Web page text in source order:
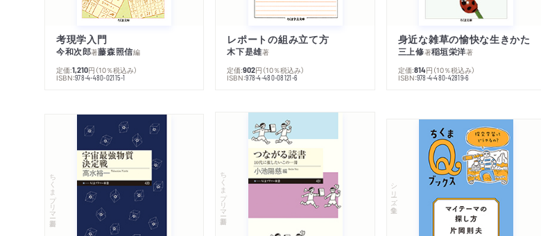
考現学入門
今和次郎著藤森照信編
定価:1,210円 （10％税込み）
ISBN:978-4-480-02115-1
レポートの組み立て方
木下是雄著
定価:902円 （10％税込み）
ISBN:978-4-480-08121-6
身近な雑草の愉快な生きかた
三上修著稲垣栄洋著
定価:814円 （10％税込み）
ISBN:978-4-480-42819-6
ちくまプリマー新書 ちくまプリマー新書 シリーズ・全集